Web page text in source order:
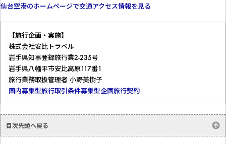
仙台空港のホームページで交通アクセス情報を見る
【旅行企画・実施】
株式会社安比トラベル
岩手県知事登録旅行業2-235号
岩手県八幡平市安比高原117番1
旅行業務取扱管理者 小野美樹子
国内募集型旅行取引条件募集型企画旅行契約
目次先頭へ戻る